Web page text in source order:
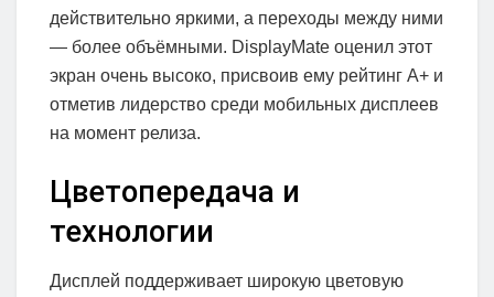
действительно яркими, а переходы между ними
— более объёмными. DisplayMate оценил этот
экран очень высоко, присвоив ему рейтинг A+ и
отметив лидерство среди мобильных дисплеев
на момент релиза.
Цветопередача и
технологии
Дисплей поддерживает широкую цветовую